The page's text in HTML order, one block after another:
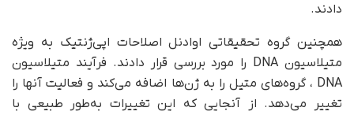
دادند.
همچنین گروه تحقیقاتی اوادنل اصلاحات اپی‌ژنتیک به ویژه
متیلاسیون DNA را مورد بررسی قرار دادند. فرآیند متیلاسیون
DNA ، گروه‌های متیل را به ژن‌ها اضافه می‌کند و فعالیت آنها را
تغییر می‌دهد. از آنجایی که این تغییرات به‌طور طبیعی با